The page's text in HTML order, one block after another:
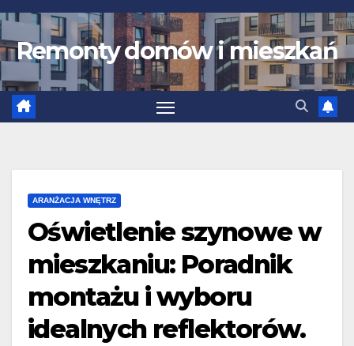
Skip
content
Remonty domów i mieszkań
ARANŻACJA WNĘTRZ
Oświetlenie szynowe w
mieszkaniu: Poradnik
montażu i wyboru
idealnych reflektorów.